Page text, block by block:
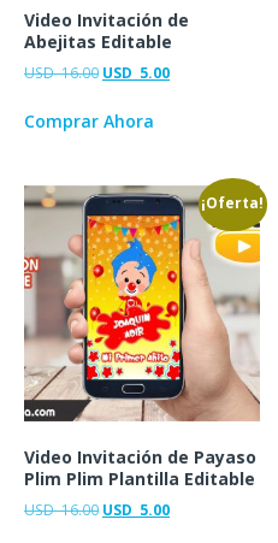
Video Invitación de
Abejitas Editable
USD16.00 USD 5.00
Comprar Ahora
¡Oferta!
Video Invitación de Payaso
Plim Plim Plantilla Editable
USD16.00 USD 5.00